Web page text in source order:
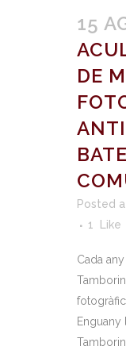
15
DE
Posted
1
Like
Cada
Enguany